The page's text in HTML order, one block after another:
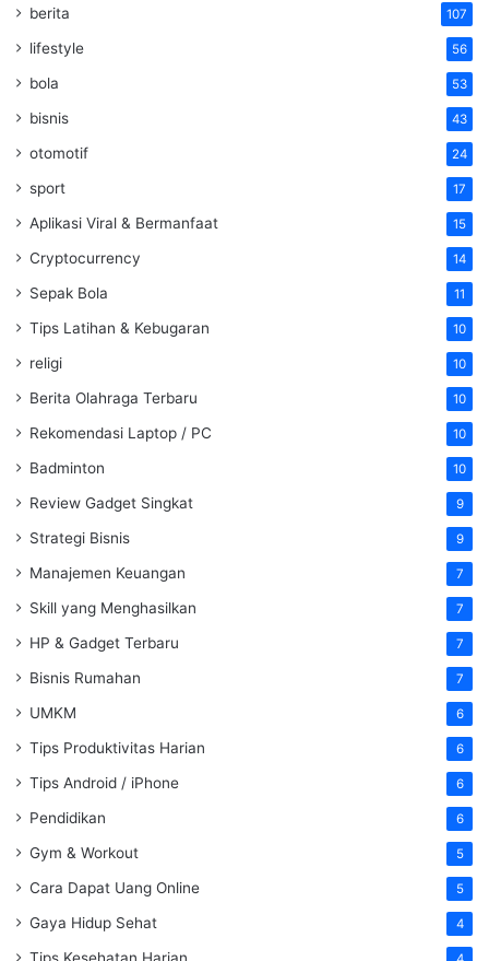
berita 107
lifestyle 56
bola 53
bisnis 43
otomotif 24
sport 17
Aplikasi Viral & Bermanfaat 15
Cryptocurrency 14
Sepak Bola 11
Tips Latihan & Kebugaran 10
religi 10
Berita Olahraga Terbaru 10
Rekomendasi Laptop / PC 10
Badminton 10
Review Gadget Singkat 9
Strategi Bisnis 9
Manajemen Keuangan 7
Skill yang Menghasilkan 7
HP & Gadget Terbaru 7
Bisnis Rumahan 7
UMKM 6
Tips Produktivitas Harian 6
Tips Android / iPhone 6
Pendidikan 6
Gym & Workout 5
Cara Dapat Uang Online 5
Gaya Hidup Sehat 4